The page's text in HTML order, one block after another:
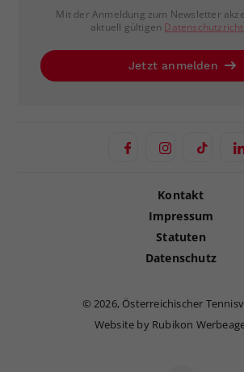
Mit der Anmeldung zum Newsletter
aktuell gültigen
Jetzt anmelden
Kontakt
Impressum
Statuten
Datenschutz
©2026, Österreichischer
Website by Rubikon